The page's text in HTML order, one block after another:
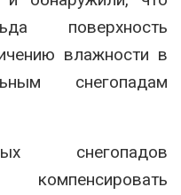
поверхность
влажности в
снегопадам
снегопадов
компенсировать